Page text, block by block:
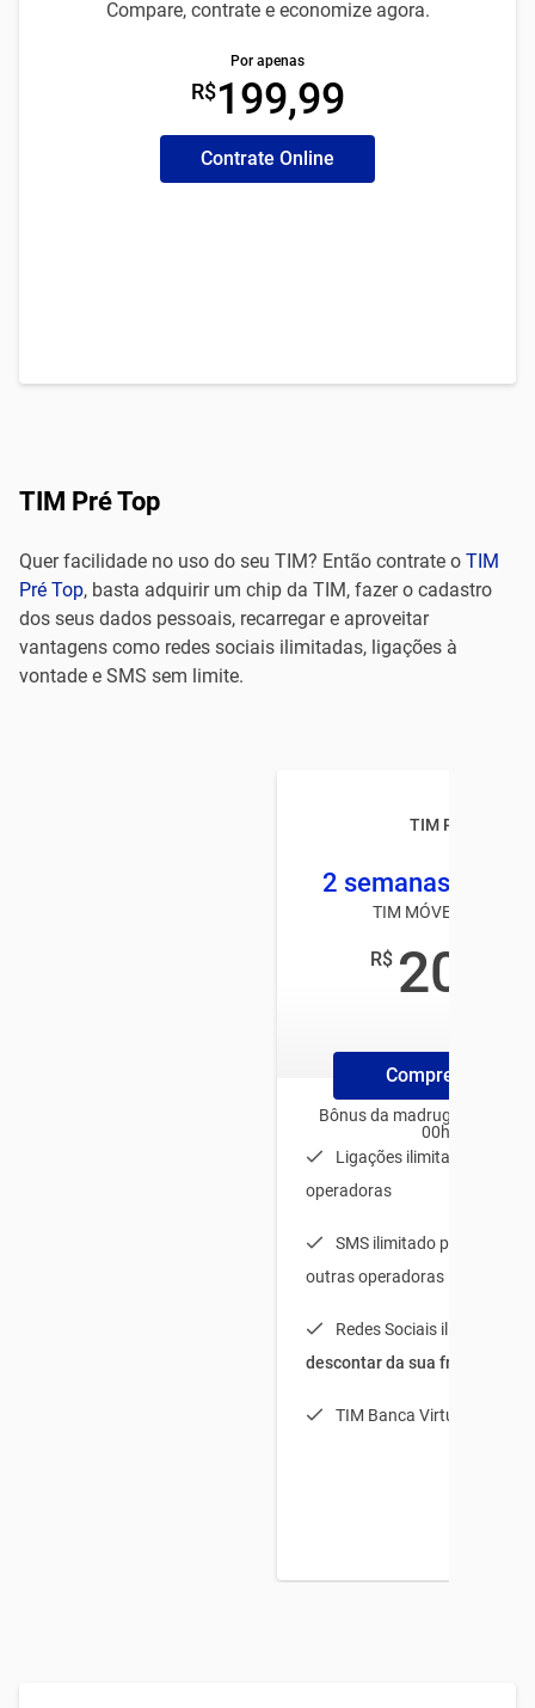
Compare, contrate e economize agora.
Por apenas
R$199,99
Contrate Online
TIM Pré Top
Quer facilidade no uso do seu TIM? Então contrate o TIM
Pré Top, basta adquirir um chip da TIM, fazer o cadastro
dos seus dados pessoais, recarregar e aproveitar
vantagens como redes sociais ilimitadas, ligações à
vontade e SMS sem limite.
TIM Pré TOP
2 semanas 2 GB
TIM MÓVEL PRÉ-
R$ 20
Compre ChipTim
Bônus da madrugada para
00h e 06h
Ligações ilimitadas para
operadoras
SMS ilimitado para TIM +
outras operadoras
Redes Sociais ilimitadas (
descontar da sua franquia
TIM Banca Virtual Light